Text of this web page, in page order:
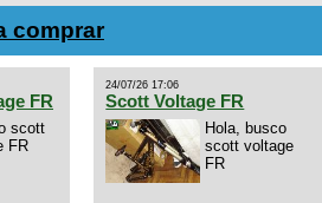
comprar
FR
scott
FR
24/07/26 17:06
Scott Voltage FR
Hola, busco
scott voltage
FR